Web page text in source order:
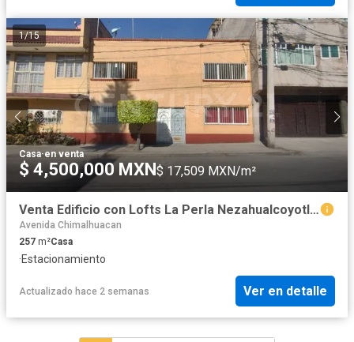
1/15
Casa·en venta
$ 4,500,000 MXN$ 17,509 MXN/m²
Venta Edificio con Lofts La Perla Nezahualcoyotl 11316
Avenida Chimalhuacan
257 m²Casa
·Estacionamiento
Actualizado hace 2 semanas Ver en detalle